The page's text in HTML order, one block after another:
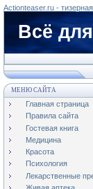
Actionteaser.ru -
Всё
МЕНЮ САЙТА
Главная страница
Правила сайта
Гостевая книга
Медицина
Красота
Психология
Лекарственные